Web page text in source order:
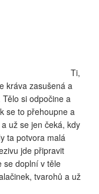
Ti,
kráva zasušená a
si odpočine a
se to přehoupne a
už se jen čeká, kdy
ta potvora malá
jde připravit
se doplní v těle
tvarohů a už